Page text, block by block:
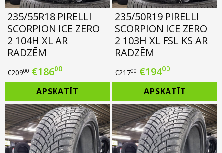
235/55R18 PIRELLI
SCORPION ICE ZERO
2 104H XL AR
RADZĒM
€20900 Original
price
was:
€209.00.
€18600
price
is:
€186.00.
APSKATĪT
235/50R19 PIRELLI
SCORPION ICE ZERO
2 103H XL FSL KS AR
RADZĒM
€21700 Original
price
was:
€217.00.
€19400
price
is:
€194.00.
APSKATĪT